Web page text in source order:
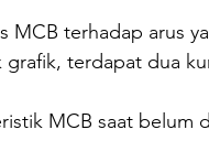
MCB terhadap arus
grafik, terdapat dua
MCB saat belum